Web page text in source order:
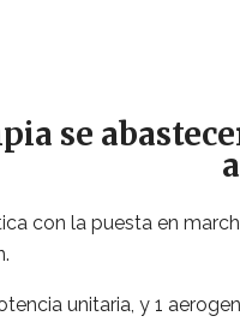
se
con la puesta en
unitaria, y 1